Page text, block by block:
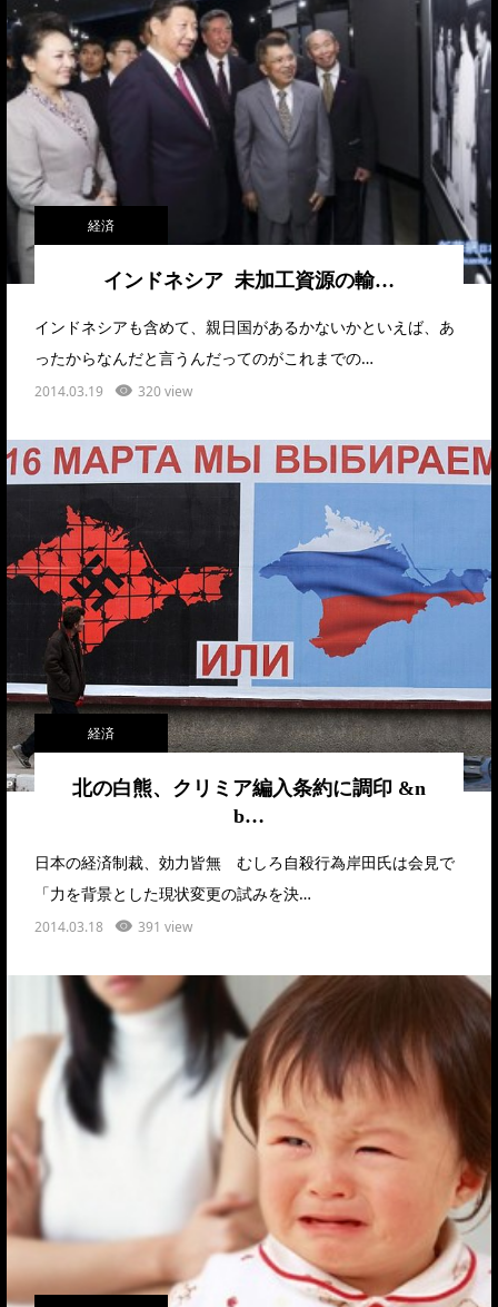
経済
インドネシア 未加工資源の輸…
インドネシアも含めて、親日国があるかないかといえば、あ
ったからなんだと言うんだってのがこれまでの…
2014.03.19 320 view
経済
北の白熊、クリミア編入条約に調印 &n
b…
日本の経済制裁、効力皆無 むしろ自殺行為岸田氏は会見で
「力を背景とした現状変更の試みを決…
2014.03.18 391 view